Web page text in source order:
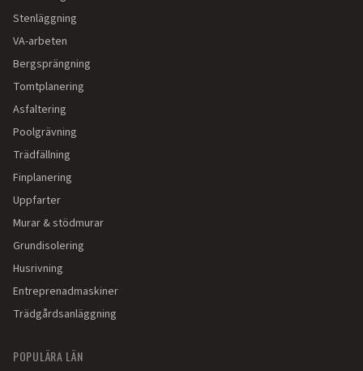
Stenläggning
VA-arbeten
Bergsprängning
Tomtplanering
Asfaltering
Poolgrävning
Trädfällning
Finplanering
Uppfarter
Murar & stödmurar
Grundisolering
Husrivning
Entreprenadmaskiner
Trädgårdsanläggning
POPULÄRA LÄN